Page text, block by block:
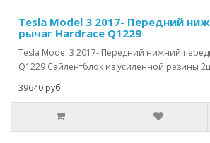
Tesla Model 3 2017- Передний
рычаг Hardrace Q1229
Tesla Model 3 2017- Передний нижний
Q1229 Сайлентблок из усиленной резины
39640 руб.